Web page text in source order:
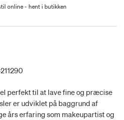
online - hent i butikken
perfekt til at lave fine og præcise
er udviklet på baggrund af
års erfaring som makeupartist og